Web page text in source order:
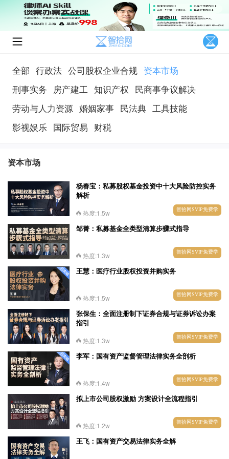
全部 行政法 公司股权企业合规 资本市场
刑事实务 房产建工 知识产权 民商事争议解决
劳动与人力资源 婚姻家事 民法典 工具技能
影视娱乐 国际贸易 财税
资本市场
杨春宝：私募股权基金投资中十大风险防控实务
解析
热度:1.5w 智拾网SVIP免费学
邹菁：私募基金全类型清算步骤式指导
热度:1.3w 智拾网SVIP免费学
王慧：医疗行业股权投资并购实务
热度:1.5w 智拾网SVIP免费学
张保生：全面注册制下证券合规与证券诉讼办案
指引
热度:1.3w 智拾网SVIP免费学
李军：国有资产监督管理法律实务全剖析
热度:1.4w 智拾网SVIP免费学
拟上市公司股权激励 方案设计全流程指引
热度:1.2w 智拾网SVIP免费学
王飞：国有资产交易法律实务全解